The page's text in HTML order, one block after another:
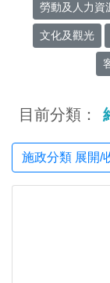
勞動及人力資
文化及觀光
目前分類：
施政分類 展開/